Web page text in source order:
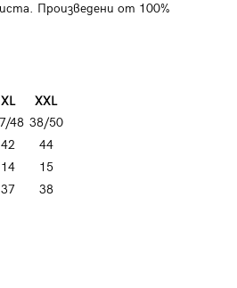
Произведени от 100%
XL
XXL
48 38/50
42
44
14
15
37 38